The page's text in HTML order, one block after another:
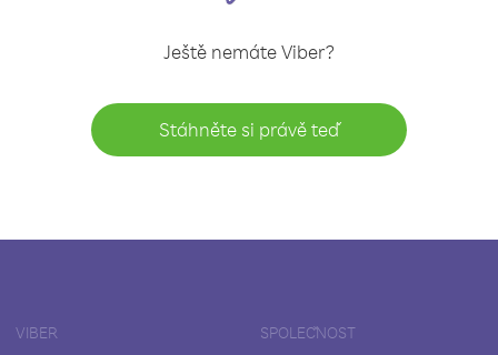
Ještě nemáte Viber?
Stáhněte si právě teď
VIBER SPOLEČNOST